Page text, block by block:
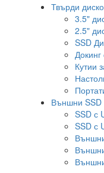
Твърди
3.5"
2.5"
SSD
Докинг
Кутии
Външни SSD
SSD с
SSD с